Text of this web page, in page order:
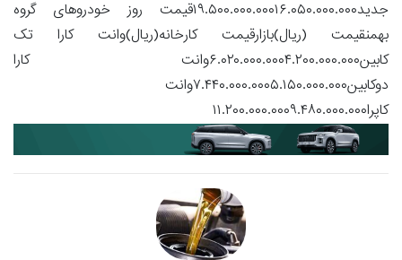
جدید۱۹.۵۰۰.۰۰۰.۰۰۰۱۶.۰۵۰.۰۰۰.۰۰۰قیمت روز خودروهای گروه
بهمنقیمت (ریال)بازارقیمت کارخانه(ریال)وانت کارا تک
کابین۶.۰۲۰.۰۰۰.۰۰۰۴.۲۰۰.۰۰۰.۰۰۰وانت کارا
دوکابین۷.۴۴۰.۰۰۰.۰۰۰۵.۱۵۰.۰۰۰.۰۰۰وانت
کاپرا۱۱.۲۰۰.۰۰۰.۰۰۰۹.۴۸۰.۰۰۰.۰۰۰